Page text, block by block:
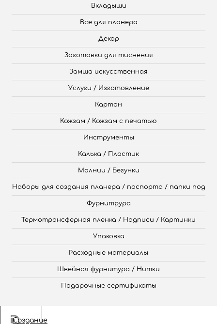
Вкладыши
Всё для планера
Декор
Заготовки для тиснения
Замша искусственная
Услуги / Изготовление
Картон
Кожзам / Кожзам с печатью
Инструменты
Калька / Пластик
Молнии / Бегунки
Наборы для создания планера / паспорта / папки под
Фурнитрура
Термотрансферная пленка / Надписи / Картинки
Упаковка
Расходные материалы
Швейная фурнитура / Нитки
Подарочные сертификаты
Создание